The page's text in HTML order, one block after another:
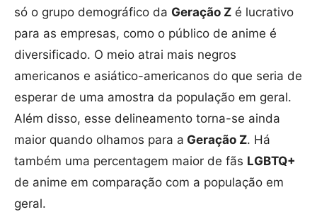
só o grupo demográfico da Geração Z é lucrativo
para as empresas, como o público de anime é
diversificado. O meio atrai mais negros
americanos e asiático-americanos do que seria de
esperar de uma amostra da população em geral.
Além disso, esse delineamento torna-se ainda
maior quando olhamos para a Geração Z. Há
também uma percentagem maior de fãs LGBTQ+
de anime em comparação com a população em
geral.